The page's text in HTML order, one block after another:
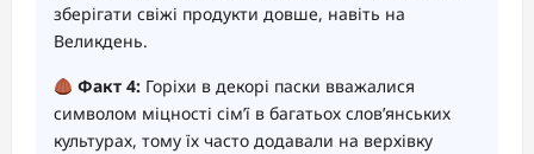
зберігати свіжі продукти довше, навіть на
Великдень.
Факт 4:Горіхи в декорі паски вважалися
символом міцності сім’ї в багатьох слов’янських
культурах, тому їх часто додавали на верхівку